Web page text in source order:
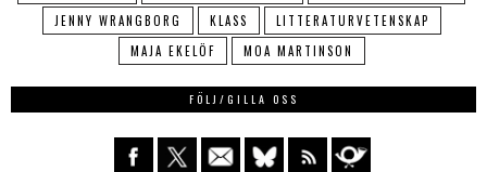
JENNY WRANGBORG
KLASS
LITTERATURVETENSKAP
MAJA EKELÖF
MOA MARTINSON
FÖLJ/GILLA OSS